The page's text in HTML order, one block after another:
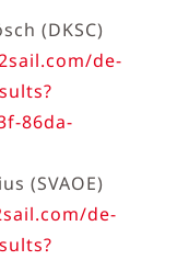
(DKSC)
de-
86da-
(SVAOE)
de-